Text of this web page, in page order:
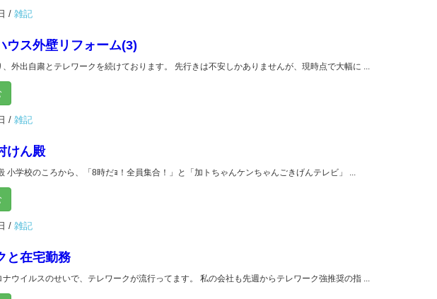
/ 雑記
ウス外壁リフォーム(3)
、外出自粛とテレワークを続けております。 先行きは不安しかありませんが、現時点で大幅に ...
/ 雑記
けん殿
小学校のころから、「8時だｮ！全員集合！」と「加トちゃんケンちゃんごきげんテレビ」 ...
/ 雑記
と在宅勤務
ウイルスのせいで、テレワークが流行ってます。 私の会社も先週からテレワーク強推奨の指 ...